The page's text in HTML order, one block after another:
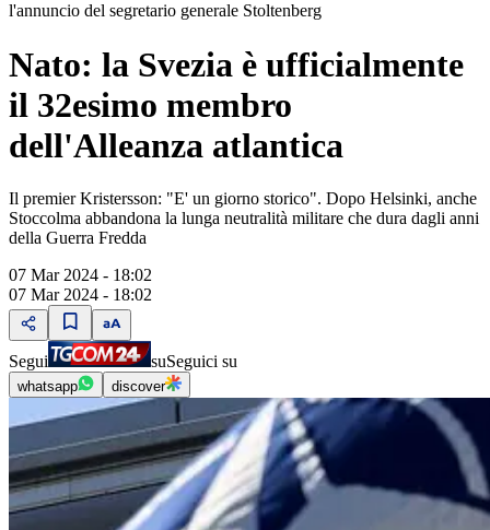
l'annuncio del segretario generale Stoltenberg
Nato: la Svezia è ufficialmente
il 32esimo membro
dell'Alleanza atlantica
Il premier Kristersson: "E' un giorno storico". Dopo Helsinki, anche
Stoccolma abbandona la lunga neutralità militare che dura dagli anni
della Guerra Fredda
07 Mar 2024 - 18:02
07 Mar 2024 - 18:02
Segui suSeguici su
whatsapp discover